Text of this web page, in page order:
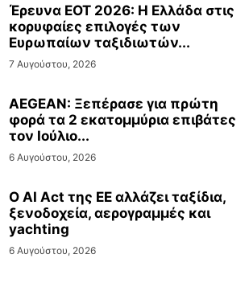
Έρευνα ΕΟΤ 2026: Η Ελλάδα στις
κορυφαίες επιλογές των
Ευρωπαίων ταξιδιωτών...
7 Αυγούστου, 2026
AEGEAN: Ξεπέρασε για πρώτη
φορά τα 2 εκατομμύρια επιβάτες
τον Ιούλιο...
6 Αυγούστου, 2026
Ο AI Act της ΕΕ αλλάζει ταξίδια,
ξενοδοχεία, αερογραμμές και
yachting
6 Αυγούστου, 2026